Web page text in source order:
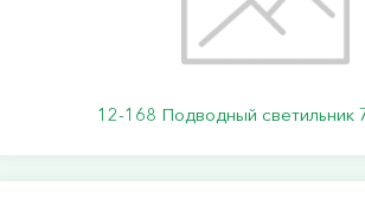
12-168 Подводный светильник